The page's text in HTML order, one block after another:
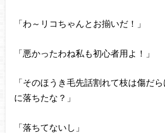
「わ～リコちゃんとお揃いだ！」
「悪かったわね私も初心者用よ！」
「そのほうき毛先話割れて枝は傷だ
に落ちたな？」
「落ちてないし」